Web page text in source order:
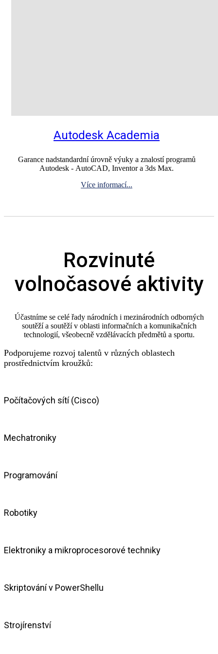
Autodesk Academia
Garance nadstandardní úrovně výuky a znalostí programů
Autodesk ‑ AutoCAD, Inventor a 3ds Max.
Více informací...
Rozvinuté
volnočasové aktivity
Účastníme se celé řady národních i mezinárodních odborných
soutěží a soutěží v oblasti informačních a komunikačních
technologií, všeobecně vzdělávacích předmětů a sportu.
Podporujeme rozvoj talentů v různých oblastech
prostřednictvím kroužků:
Počítačových sítí (Cisco)
Mechatroniky
Programování
Robotiky
Elektroniky a mikroprocesorové techniky
Skriptování v PowerShellu
Strojírenství